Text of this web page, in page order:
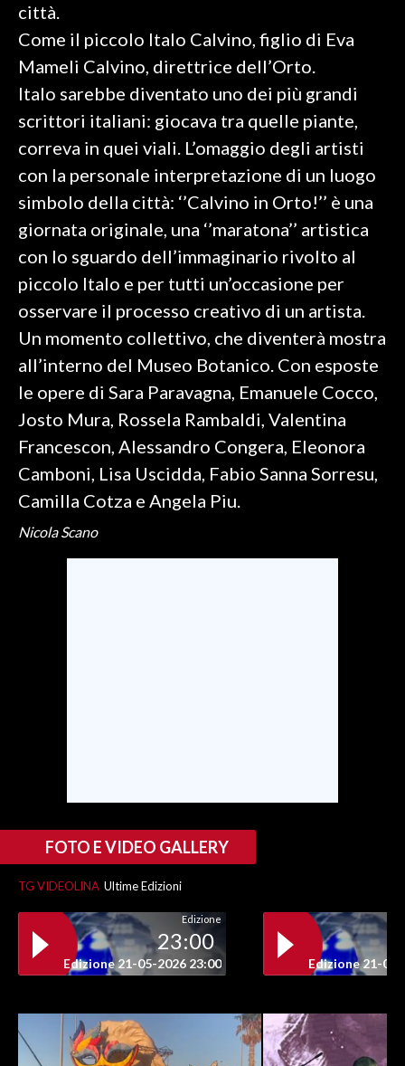
CULTURA
SPETTACOLI
SALUTE
SARDEGNA TURISMO
SARDI NEL MONDO
EVENTI
#CARAUNIONE
3 MINUTI CON
INSULARITÀ
INFO AZIENDE
ABBONATI
ANNUNCI
NECROLOGI
città.
Come il piccolo Italo Calvino, figlio di Eva
Mameli Calvino, direttrice dell’Orto.
Italo sarebbe diventato uno dei più grandi
scrittori italiani: giocava tra quelle piante,
correva in quei viali. L’omaggio degli artisti
con la personale interpretazione di un luogo
simbolo della città: ‘’Calvino in Orto!’’ è una
giornata originale, una ‘’maratona’’ artistica
con lo sguardo dell’immaginario rivolto al
piccolo Italo e per tutti un’occasione per
osservare il processo creativo di un artista.
Un momento collettivo, che diventerà mostra
all’interno del Museo Botanico. Con esposte
le opere di Sara Paravagna, Emanuele Cocco,
Josto Mura, Rossela Rambaldi, Valentina
Francescon, Alessandro Congera, Eleonora
Camboni, Lisa Uscidda, Fabio Sanna Sorresu,
Camilla Cotza e Angela Piu.
Nicola Scano
FOTO E VIDEO GALLERY
TG VIDEOLINA Ultime Edizioni
Edizione
23:00
Edizione 21-05-2026 23:00 Edizione 21-05-